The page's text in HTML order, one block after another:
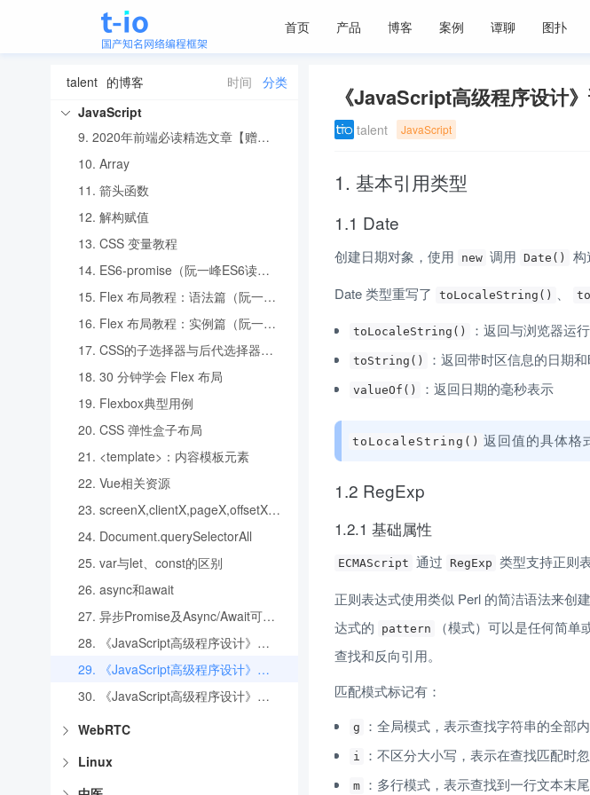
首页 产品 博客 案例 谭聊 图扑
talent 的博客 时间
分类
JavaScript
vscode常用插件
6.nodejs一些配置
7.
CSS Grid 网格布局教程（阮一峰）
8.
9.
2020年前端必读精选文章【赠复习导图】
10. Array
11. 箭头函数
12. 解构赋值
13. CSS 变量教程
14.
ES6-promise（阮一峰ES6读后总结）
15.
Flex 布局教程：语法篇（阮一峰）
16.
Flex 布局教程：实例篇（阮一峰）
17.
CSS的子选择器与后代选择器的区别
18. 30 分钟学会 Flex 布局
19. Flexbox典型用例
20. CSS 弹性盒子布局
21. <template>：内容模板元素
22. Vue相关资源
23.
screenX,clientX,pageX,offsetX,pageXoffset的区别
24. Document.querySelectorAll
25. var与let、const的区别
26. async和await
27.
异步Promise及Async/Await可能最完整入门攻略
28.
《JavaScript高级程序设计》读书笔记(一)
29.
《JavaScript高级程序设计》读书笔记(二)
30.
《JavaScript高级程序设计》读书笔记(三)
WebRTC
Linux
《JavaScript高级程序设计
talent
JavaScript
1. 基本引用类型
1.1 Date
创建日期对象，使用 new 调用 Date() 构
Date 类型重写了 toLocaleString()
toLocaleString() ：返回与浏览器运
toString() ：返回带时区信息的日期
valueOf() ：返回日期的毫秒表示
toLocaleString() 返回值的具体格
1.2 RegExp
1.2.1 基础属性
ECMAScript 通过 RegExp 类型支持正则表
正则表达式使用类似 Perl 的简洁语法来创建
达式的
pattern
（模式）可以是任何简
查找和反向引用。
匹配模式标记有：
g ：全局模式，表示查找字符串的全部
i ：不区分大小写，表示在查找匹配时
m ：多行模式，表示查找到一行文本末尾